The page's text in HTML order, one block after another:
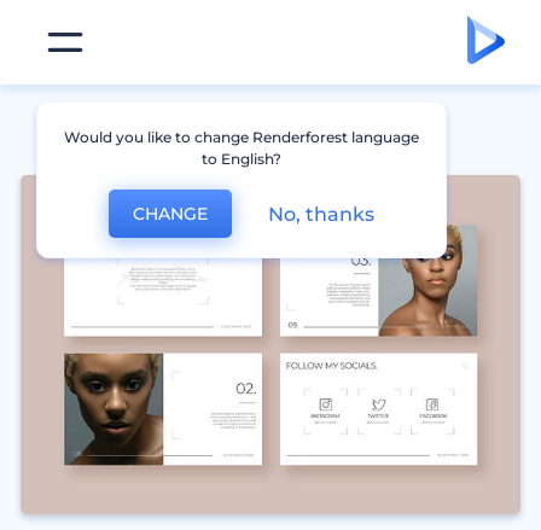
Would you like to change Renderforest language
to English?
CHANGE No, thanks